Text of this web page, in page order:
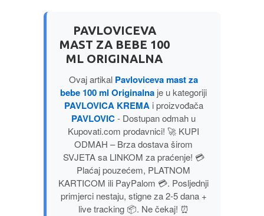
PUTOPISI
STRIP
TEORIJE ZAVERE
TINEJDŽ
TRILERI
UMETNOST
PAVLOVICEVA
MAST ZA BEBE 100
ML ORIGINALNA
Ovaj artikal Pavloviceva mast za
bebe 100 ml Originalna je u kategoriji
PAVLOVICA KREMAi proizvođača
PAVLOVIC- Dostupan odmah u
Kupovati.com prodavnici! 🚀 KUPI
ODMAH – Brza dostava širom
SVJETA sa LINKOM za praćenje! 💳
Plaćaj pouzećem, PLATNOM
KARTICOM ili PayPalom 💳. Posljednji
primjerci nestaju, stigne za 2-5 dana +
live tracking 📦. Ne čekaj! ⏰